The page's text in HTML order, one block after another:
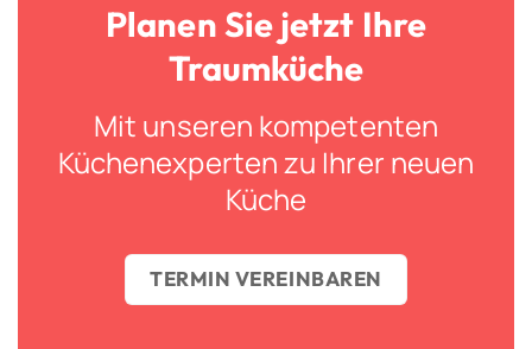
Planen Sie jetzt Ihre
Traumküche
Mit unseren kompetenten
Küchenexperten zu Ihrer neuen
Küche
TERMIN VEREINBAREN